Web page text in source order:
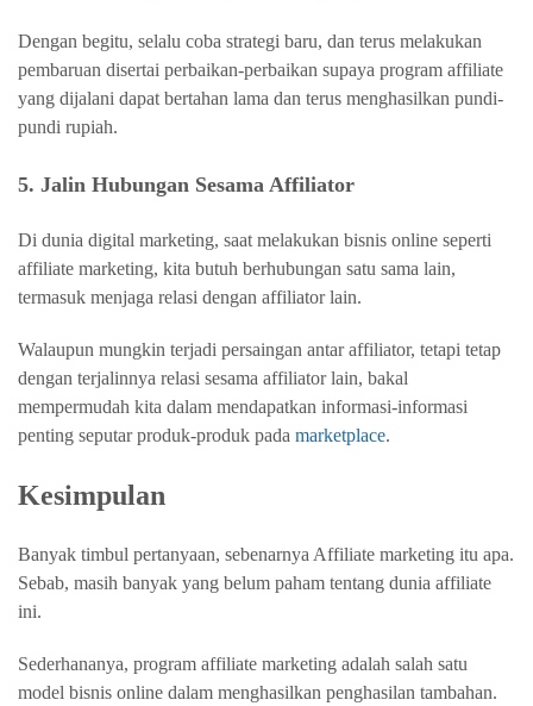
Dengan begitu, selalu coba strategi baru, dan terus melakukan
pembaruan disertai perbaikan-perbaikan supaya program affiliate
yang dijalani dapat bertahan lama dan terus menghasilkan pundi-
pundi rupiah.
5. Jalin Hubungan Sesama Affiliator
Di dunia digital marketing, saat melakukan bisnis online seperti
affiliate marketing, kita butuh berhubungan satu sama lain,
termasuk menjaga relasi dengan affiliator lain.
Walaupun mungkin terjadi persaingan antar affiliator, tetapi tetap
dengan terjalinnya relasi sesama affiliator lain, bakal
mempermudah kita dalam mendapatkan informasi-informasi
penting seputar produk-produk pada marketplace.
Kesimpulan
Banyak timbul pertanyaan, sebenarnya Affiliate marketing itu apa.
Sebab, masih banyak yang belum paham tentang dunia affiliate
ini.
Sederhananya, program affiliate marketing adalah salah satu
model bisnis online dalam menghasilkan penghasilan tambahan.